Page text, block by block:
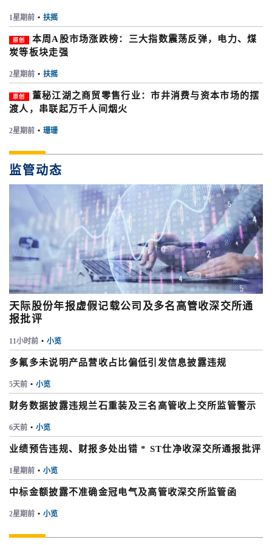
1星期前 • 扶摇
原创
本周A股市场涨跌榜：三大指数震荡反弹，电力、煤
炭等板块走强
2星期前 • 扶摇
原创
董秘江湖之商贸零售行业：市井消费与资本市场的摆
渡人，串联起万千人间烟火
2星期前 • 珊珊
监管动态
天际股份年报虚假记载公司及多名高管收深交所通
报批评
11小时前 • 小览
多氟多未说明产品营收占比偏低引发信息披露违规
5天前 • 小览
财务数据披露违规兰石重装及三名高管收上交所监管警示
6天前 • 小览
业绩预告违规、财报多处出错 * ST仕净收深交所通报批评
1星期前 • 小览
中标金额披露不准确金冠电气及高管收深交所监管函
2星期前 • 小览